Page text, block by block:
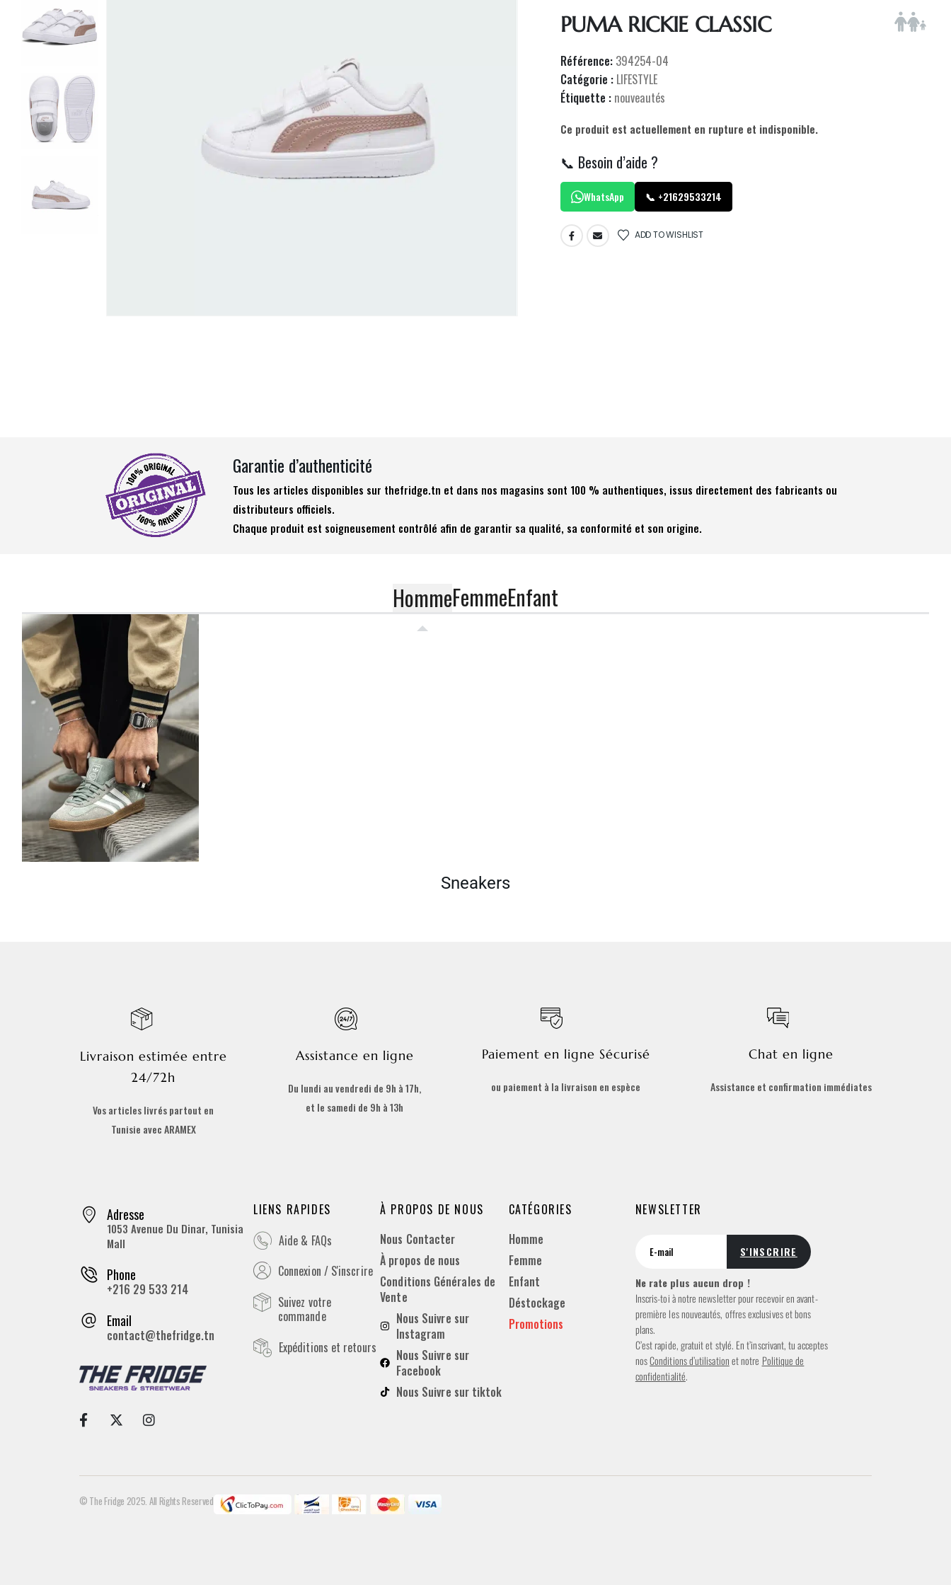
PUMA RICKIE CLASSIC
Référence: 394254-04
Catégorie : LIFESTYLE
Étiquette : nouveautés
Ce produit est actuellement en rupture et indisponible.
📞 Besoin d’aide ?
WhatsApp 📞 +21629533214
ADD TO WISHLIST
Garantie d’authenticité
Tous les articles disponibles sur thefridge.tn et dans nos magasins sont 100 % authentiques, issus directement des fabricants ou
distributeurs officiels.
Chaque produit est soigneusement contrôlé afin de garantir sa qualité, sa conformité et son origine.
HommeFemmeEnfant
Sneakers
Livraison estimée entre
24/72h
Vos articles livrés partout en
Tunisie avec ARAMEX
Assistance en ligne
Du lundi au vendredi de 9h à 17h,
et le samedi de 9h à 13h
Paiement en ligne Sécurisé
ou paiement à la livraison en espèce
Chat en ligne
Assistance et confirmation immédiates
Adresse
1053 Avenue Du Dinar, Tunisia
Mall
Phone
+216 29 533 214
Email
contact@thefridge.tn
LIENS RAPIDES
Aide & FAQs
Connexion / S'inscrire
Suivez votre
commande
Expéditions et retours
À PROPOS DE NOUS
Nous Contacter
À propos de nous
Conditions Générales de
Vente
Nous Suivre sur
Instagram
Nous Suivre sur
Facebook
Nous Suivre sur tiktok
CATÉGORIES
Homme
Femme
Enfant
Déstockage
Promotions
NEWSLETTER
Ne rate plus aucun drop !
Inscris-toi à notre newsletter pour recevoir en avant-
première les nouveautés, offres exclusives et bons
plans.
C’est rapide, gratuit et stylé. En t’inscrivant, tu acceptes
nosConditions d’utilisationet notre Politique de
confidentialité.
© The Fridge 2025. All Rights Reserved